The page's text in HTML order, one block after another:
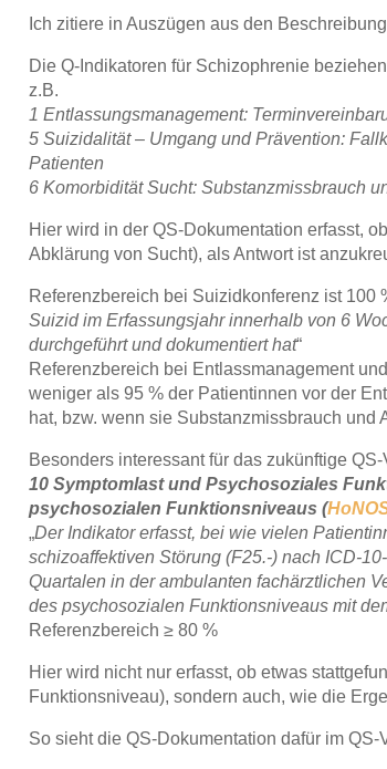
Ich zitiere in Auszügen aus den
Die Q-Indikatoren für Schizophrenie
z.B.
1 Entlassungsmanagement:
5 Suizidalität – Umgang und Prävention:
Patienten
6 Komorbidität Sucht: Substanzmissbrauch
Hier wird in der QS-Dokumentation erfasst,
Abklärung von Sucht), als Antwort ist
Referenzbereich bei Suizidkonferenz ist 100
Suizid im Erfassungsjahr innerhalb von 6
durchgeführt und dokumentiert hat“
Referenzbereich bei Entlassmanagement
weniger als 95 % der Patientinnen vor der
hat, bzw. wenn sie Substanzmissbrauch
Besonders interessant für das zukünftige
10 Symptomlast und Psychosoziales
psychosozialen Funktionsniveaus (
„Der Indikator erfasst, bei wie vielen
schizoaffektiven Störung (F25.-) nach ICD-
Quartalen in der ambulanten fachärztlichen
des psychosozialen Funktionsniveaus mit
Referenzbereich ≥ 80 %
Hier wird nicht nur erfasst, ob etwas
Funktionsniveau), sondern auch, wie die
So sieht die QS-Dokumentation dafür im